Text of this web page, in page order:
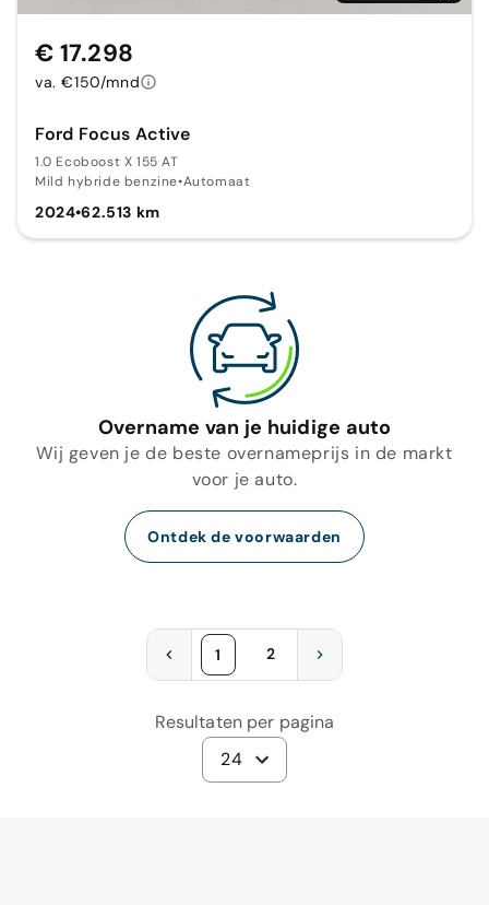
Ford Focus Active
1.0 Ecoboost X 155 AT
Mild hybride benzine•Automaat
2024•62.513 km
€ 17.298
va. €150/mnd
Overname van je huidige auto
Wij geven je de beste overnameprijs in de markt
voor je auto.
Ontdek de voorwaarden
1 2
Resultaten per pagina
24